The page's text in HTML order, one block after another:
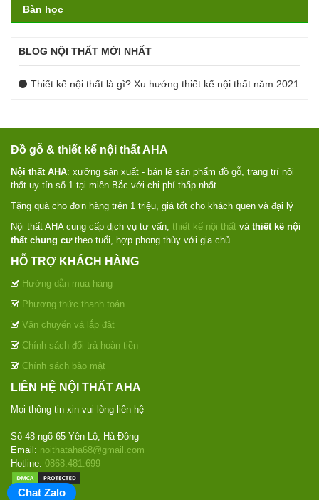
Bàn học
BLOG NỘI THẤT MỚI NHẤT
Thiết kế nội thất là gì? Xu hướng thiết kế nội thất năm 2021
Đồ gỗ & thiết kế nội thất AHA
Nội thất AHA: xưởng sản xuất - bán lẻ sản phẩm đồ gỗ, trang trí nội
thất uy tín số 1 tại miền Bắc với chi phí thấp nhất.
Tặng quà cho đơn hàng trên 1 triệu, giá tốt cho khách quen và đại lý
Nội thất AHA cung cấp dịch vụ tư vấn, thiết kế nội thất và thiết kế nội
thất chung cưtheo tuổi, hợp phong thủy với gia chủ.
HỖ TRỢ KHÁCH HÀNG
Hướng dẫn mua hàng
Phương thức thanh toán
Vận chuyển và lắp đặt
Chính sách đổi trả hoàn tiền
Chính sách bảo mật
LIÊN HỆ NỘI THẤT AHA
Mọi thông tin xin vui lòng liên hệ
Số 48 ngõ 65 Yên Lộ, Hà Đông
Email: noithataha68@gmail.com
Hotline: 0868.481.699
Chat Zalo